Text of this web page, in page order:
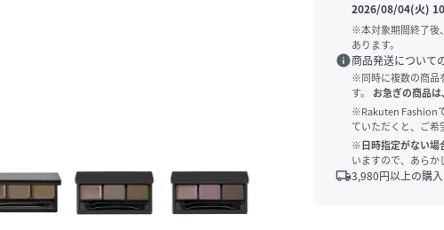
2026/08/04(火)
※本対象期間終了後
あります。
info商品発送について
※同時に複数の商品
す。
お急ぎの商品は
※Rakuten Fashion
ていただくと、ご希
※日時指定がない場
いますので、あらか
local_shipping3,980円以上の購